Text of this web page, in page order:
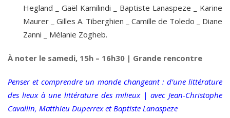
Hegland _ Gaël Kamilindi _ Baptiste Lanaspeze _ Karine
Maurer _ Gilles A. Tiberghien _ Camille de Toledo _ Diane
Zanni _ Mélanie Zogheb.
À noter le samedi, 15h – 16h30 | Grande rencontre
Penser et comprendre un monde changeant : d’une littérature
des lieux à une littérature des milieux | avec Jean-Christophe
Cavallin, Matthieu Duperrex et Baptiste Lanaspeze